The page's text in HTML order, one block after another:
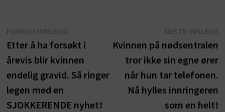
innlegg:
Etter å ha forsøkt i
årevis blir kvinnen
endelig gravid. Så ringer
legen med en
SJOKKERENDE nyhet!
Kvinnen på nødsentralen
tror ikke sin egne ører
når hun tar telefonen.
Nå hylles innringeren
som en helt!